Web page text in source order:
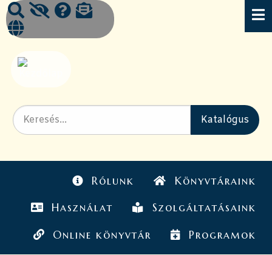
Rólunk Könyvtáraink
Használat Szolgáltatásaink
Online könyvtár Programok